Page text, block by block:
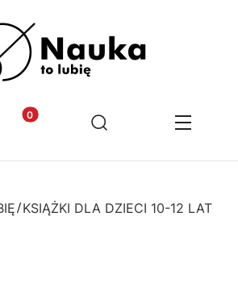
Produkty w koszyku: 0. Zobacz
Koszyk Otwórz wyszukiwarkę
Szukaj Menu
KSIĄŻKI DLA DZIECI 10-12 LAT